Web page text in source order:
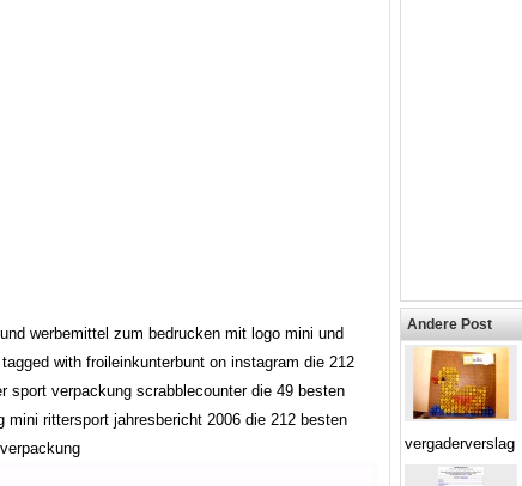
werbemittel zum bedrucken mit logo mini und
with froileinkunterbunt on instagram die 212
sport verpackung scrabblecounter die 49 besten
mini rittersport jahresbericht 2006 die 212 besten
Andere Post
vergaderverslag